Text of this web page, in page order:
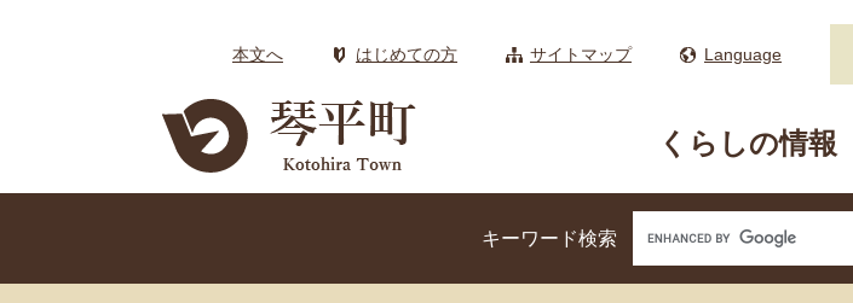
本文へ はじめての方 サイトマップ Language
くらしの情報
キーワード検索